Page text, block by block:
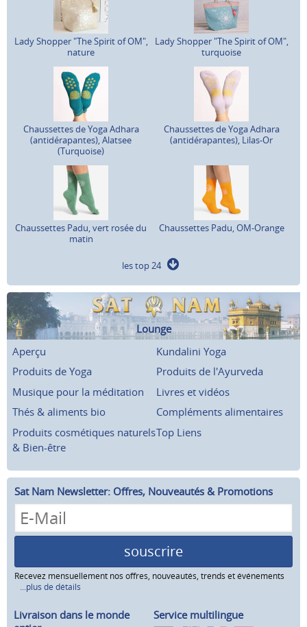
Lady Shopper "The Spirit of OM",
nature
Lady Shopper "The Spirit of OM",
turquoise
Chaussettes de Yoga Adhara
(antidérapantes), Alatsee
(Turquoise)
Chaussettes de Yoga Adhara
(antidérapantes), Lilas-Or
Chaussettes Padu, vert rosée du
matin
Chaussettes Padu, OM-Orange
les top 24
Lounge
Aperçu
Kundalini Yoga
Produits de Yoga
Produits de l'Ayurveda
Musique pour la méditation
Livres et vidéos
Thés & aliments bio
Compléments alimentaires
Produits cosmétiques naturels
& Bien-être
Top Liens
Sat Nam Newsletter: Offres, Nouveautés & Promotions
souscrire
Recevez mensuellement nos offres, nouveautés, trends et événements
...plus de détails
Livraison dans le monde
Service multilingue